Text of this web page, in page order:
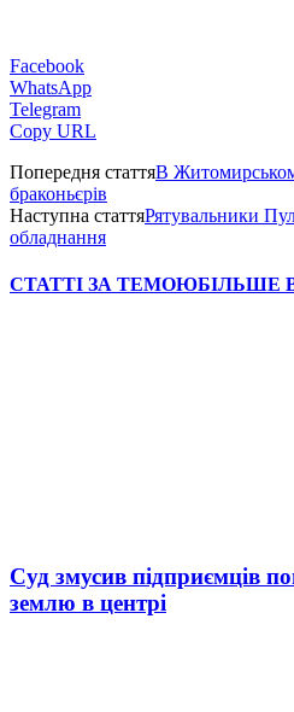
Facebook
WhatsApp
Telegram
Copy URL
Попередня статтяВ
браконьєрів
Наступна статтяРятувальники
обладнання
СТАТТІ ЗА ТЕМОЮБІЛЬШЕ
Суд змусив підприємців
землю в центрі